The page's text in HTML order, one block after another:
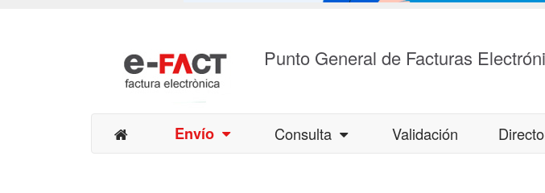
Punto General de Facturas
Envío Consulta Validación